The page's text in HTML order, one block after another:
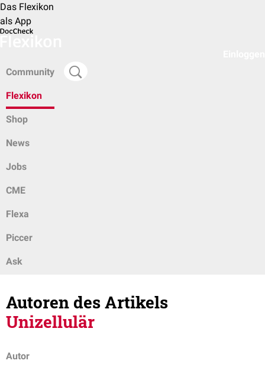
Das Flexikon
als App
Community
Flexikon
Shop
News
Jobs
CME
Flexa
Piccer
Ask
Autoren des Artikels
Unizellulär
Autor